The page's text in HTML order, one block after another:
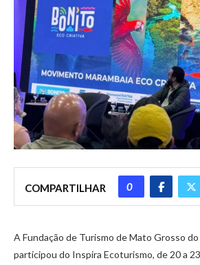
COMPARTILHAR 0
A Fundação de Turismo de Mato Grosso
participou do Inspira Ecoturismo, de 20 a